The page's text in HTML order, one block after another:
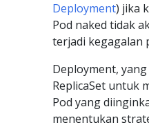
Deployment) jika
Pod naked tidak
terjadi kegagalan
Deployment,
ReplicaSet untuk
Pod yang
menentukan